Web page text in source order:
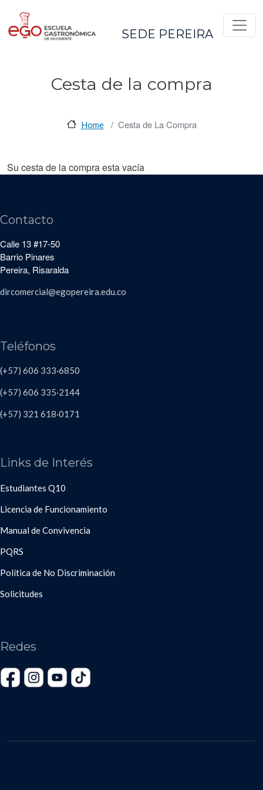
SEDE PEREIRA
Cesta de la compra
Home Cesta de La Compra
Su cesta de la compra esta vacía
Contacto
Calle 13 #17-50
Barrio Pinares
Pereira, Risaralda
dircomercial@egopereira.edu.co
Teléfonos
(+57) 606 333·6850
(+57) 606 335·2144
(+57) 321 618·0171
Links de Interés
Estudiantes Q10
Licencia de Funcionamiento
Manual de Convivencia
PQRS
Política de No Discriminación
Solicitudes
Redes